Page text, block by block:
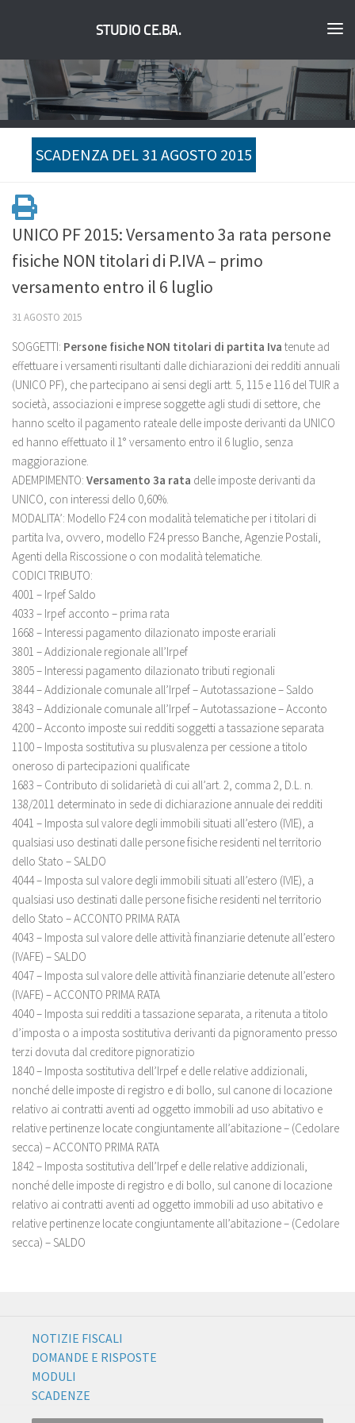
STUDIO CE.BA.
SCADENZA DEL 31 AGOSTO 2015
UNICO PF 2015: Versamento 3a rata persone
fisiche NON titolari di P.IVA – primo
versamento entro il 6 luglio
31 AGOSTO 2015
SOGGETTI: Persone fisiche NON titolari di partita Iva tenute ad
effettuare i versamenti risultanti dalle dichiarazioni dei redditi annuali
(UNICO PF), che partecipano ai sensi degli artt. 5, 115 e 116 del TUIR a
società, associazioni e imprese soggette agli studi di settore, che
hanno scelto il pagamento rateale delle imposte derivanti da UNICO
ed hanno effettuato il 1° versamento entro il 6 luglio, senza
maggiorazione.
ADEMPIMENTO: Versamento 3a rata delle imposte derivanti da
UNICO, con interessi dello 0,60%.
MODALITA’: Modello F24 con modalità telematiche per i titolari di
partita Iva, ovvero, modello F24 presso Banche, Agenzie Postali,
Agenti della Riscossione o con modalità telematiche.
CODICI TRIBUTO:
4001 – Irpef Saldo
4033 – Irpef acconto – prima rata
1668 – Interessi pagamento dilazionato imposte erariali
3801 – Addizionale regionale all’Irpef
3805 – Interessi pagamento dilazionato tributi regionali
3844 – Addizionale comunale all’Irpef – Autotassazione – Saldo
3843 – Addizionale comunale all’Irpef – Autotassazione – Acconto
4200 – Acconto imposte sui redditi soggetti a tassazione separata
1100 – Imposta sostitutiva su plusvalenza per cessione a titolo
oneroso di partecipazioni qualificate
1683 – Contributo di solidarietà di cui all’art. 2, comma 2, D.L. n.
138/2011 determinato in sede di dichiarazione annuale dei redditi
4041 – Imposta sul valore degli immobili situati all’estero (IVIE), a
qualsiasi uso destinati dalle persone fisiche residenti nel territorio
dello Stato – SALDO
4044 – Imposta sul valore degli immobili situati all’estero (IVIE), a
qualsiasi uso destinati dalle persone fisiche residenti nel territorio
dello Stato – ACCONTO PRIMA RATA
4043 – Imposta sul valore delle attività finanziarie detenute all’estero
(IVAFE) – SALDO
4047 – Imposta sul valore delle attività finanziarie detenute all’estero
(IVAFE) – ACCONTO PRIMA RATA
4040 – Imposta sui redditi a tassazione separata, a ritenuta a titolo
d’imposta o a imposta sostitutiva derivanti da pignoramento presso
terzi dovuta dal creditore pignoratizio
1840 – Imposta sostitutiva dell’Irpef e delle relative addizionali,
nonché delle imposte di registro e di bollo, sul canone di locazione
relativo ai contratti aventi ad oggetto immobili ad uso abitativo e
relative pertinenze locate congiuntamente all’abitazione – (Cedolare
secca) – ACCONTO PRIMA RATA
1842 – Imposta sostitutiva dell’Irpef e delle relative addizionali,
nonché delle imposte di registro e di bollo, sul canone di locazione
relativo ai contratti aventi ad oggetto immobili ad uso abitativo e
relative pertinenze locate congiuntamente all’abitazione – (Cedolare
secca) – SALDO
NOTIZIE FISCALI
DOMANDE E RISPOSTE
MODULI
SCADENZE